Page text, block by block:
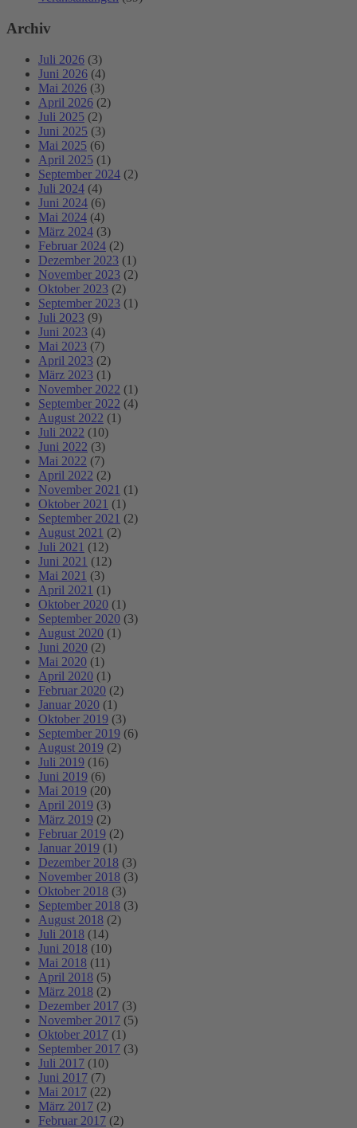
Archiv
Juli 2026 (3)
Juni 2026 (4)
Mai 2026 (3)
April 2026 (2)
Juli 2025 (2)
Juni 2025 (3)
Mai 2025 (6)
April 2025 (1)
September 2024 (2)
Juli 2024 (4)
Juni 2024 (6)
Mai 2024 (4)
März 2024 (3)
Februar 2024 (2)
Dezember 2023 (1)
November 2023 (2)
Oktober 2023 (2)
September 2023 (1)
Juli 2023 (9)
Juni 2023 (4)
Mai 2023 (7)
April 2023 (2)
März 2023 (1)
November 2022 (1)
September 2022 (4)
August 2022 (1)
Juli 2022 (10)
Juni 2022 (3)
Mai 2022 (7)
April 2022 (2)
November 2021 (1)
Oktober 2021 (1)
September 2021 (2)
August 2021 (2)
Juli 2021 (12)
Juni 2021 (12)
Mai 2021 (3)
April 2021 (1)
Oktober 2020 (1)
September 2020 (3)
August 2020 (1)
Juni 2020 (2)
Mai 2020 (1)
April 2020 (1)
Februar 2020 (2)
Januar 2020 (1)
Oktober 2019 (3)
September 2019 (6)
August 2019 (2)
Juli 2019 (16)
Juni 2019 (6)
Mai 2019 (20)
April 2019 (3)
März 2019 (2)
Februar 2019 (2)
Januar 2019 (1)
Dezember 2018 (3)
November 2018 (3)
Oktober 2018 (3)
September 2018 (3)
August 2018 (2)
Juli 2018 (14)
Juni 2018 (10)
Mai 2018 (11)
April 2018 (5)
März 2018 (2)
Dezember 2017 (3)
November 2017 (5)
Oktober 2017 (1)
September 2017 (3)
Juli 2017 (10)
Juni 2017 (7)
Mai 2017 (22)
März 2017 (2)
Februar 2017 (2)